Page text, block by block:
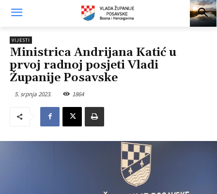
VIJESTI
Ministrica Andrijana Katić u
prvoj radnoj posjeti Vladi
Županije Posavske
5. srpnja 2023. 1864